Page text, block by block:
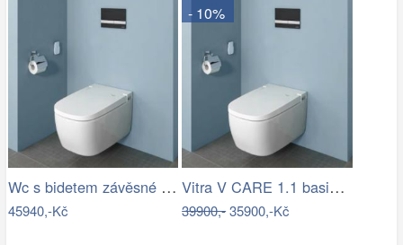
Wc s bidetem závěsné VitrA V Care…
45940,-Kč
- 10%
Vitra V CARE 1.1 basic bidet + wc,…
39900,-35900,-Kč